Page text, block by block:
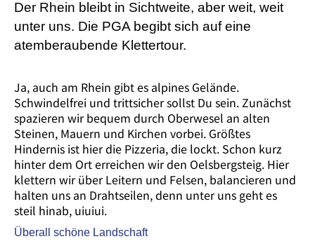
Der Rhein bleibt in Sichtweite, aber weit, weit
unter uns. Die PGA begibt sich auf eine
atemberaubende Klettertour.
Ja, auch am Rhein gibt es alpines Gelände.
Schwindelfrei und trittsicher sollst Du sein. Zunächst
spazieren wir bequem durch Oberwesel an alten
Steinen, Mauern und Kirchen vorbei. Größtes
Hindernis ist hier die Pizzeria, die lockt. Schon kurz
hinter dem Ort erreichen wir den Oelsbergsteig. Hier
klettern wir über Leitern und Felsen, balancieren und
halten uns an Drahtseilen, denn unter uns geht es
steil hinab, uiuiui.
Überall schöne Landschaft